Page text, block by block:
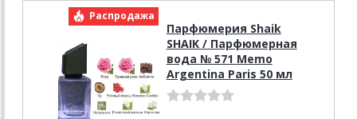
Распродажа
Парфюмерия Shaik
SHAIK / Парфюмерная
вода № 571 Memo
Argentina Paris 50 мл